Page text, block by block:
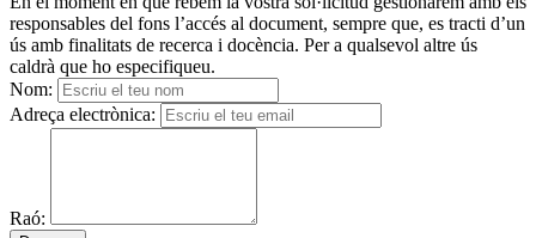
responsables del fons l’accés al document, sempre que, es tracti d’un
ús amb finalitats de recerca i docència. Per a qualsevol altre ús
caldrà que ho especifiqueu.
Nom:
Adreça electrònica:
Raó: